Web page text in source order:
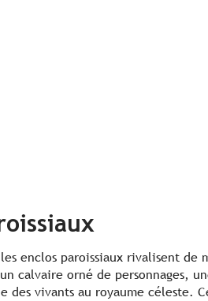
enclos paroissiaux rivalisent de
calvaire orné de personnages,
vivants au royaume céleste.